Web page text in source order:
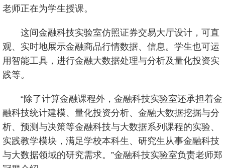
老师正在为学生授课。
这间金融科技实验室仿照证券交易大厅设计，可直
观、实时地展示金融商品行情数据、信息。学生也可运
用智能工具，进行金融大数据处理与分析及量化投资实
践等。
“除了计算金融课程外，金融科技实验室还承担着金
融科技统计建模、量化投资分析、金融大数据挖掘与分
析、预测与决策等金融科技与大数据系列课程的实验、
实践教学模块，满足学校本科生、研究生从事金融科技
与大数据领域的研究需求。”金融科技实验室负责老师郑